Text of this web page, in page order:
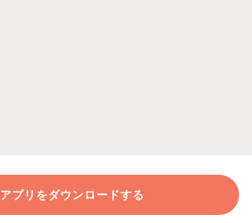
アプリをダウンロードする